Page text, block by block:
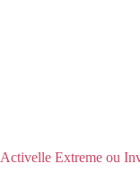
Activelle Extreme ou